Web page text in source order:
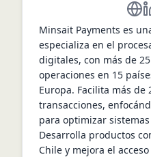
Minsait Payments es
especializa en el
digitales, con más de
operaciones en 15
Europa. Facilita más de
transacciones,
para optimizar
Desarrolla productos
Chile y mejora el